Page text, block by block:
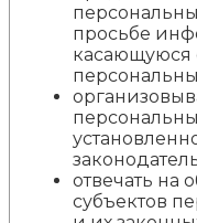
просьбе
касающуюся
отвечать на
субъектов